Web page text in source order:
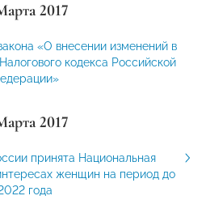
2017
«О внесении изменений в
кодекса Российской
2017
принята Национальная
женщин на период до
года